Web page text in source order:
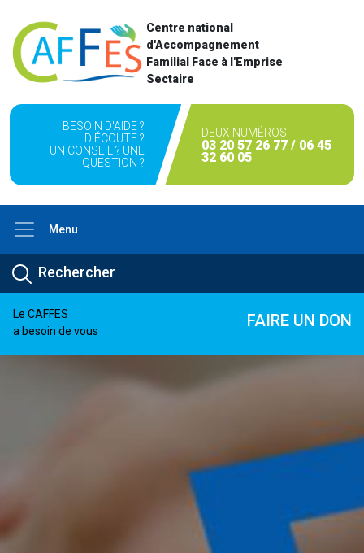
Centre national
d'Accompagnement
Familial Face à l'Emprise
Sectaire
BESOIN D'AIDE ?
D'ÉCOUTE ?
UN CONSEIL ? UNE
QUESTION ?
DEUX NUMÉROS
03 20 57 26 77 / 06 45
32 60 05
Menu
Le CAFFES
a besoin de vous
FAIRE UN DON